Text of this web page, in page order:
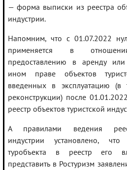
— форма выписки из реестра
индустрии.
Напомним, что с 01.07.2022
применяется в
предоставлению в аренду
ином праве объектов
введенных в эксплуатацию (в
реконструкции) после
реестр объектов туристской
А правилами ведения
индустрии установлено,
туробъекта в реестр его
представить в Ростуризм